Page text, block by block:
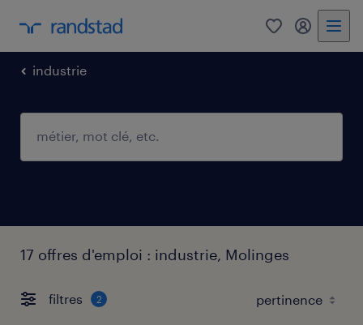
0 mon
industrie
17 offres d'emploi : industrie, Molinges
filtres 2